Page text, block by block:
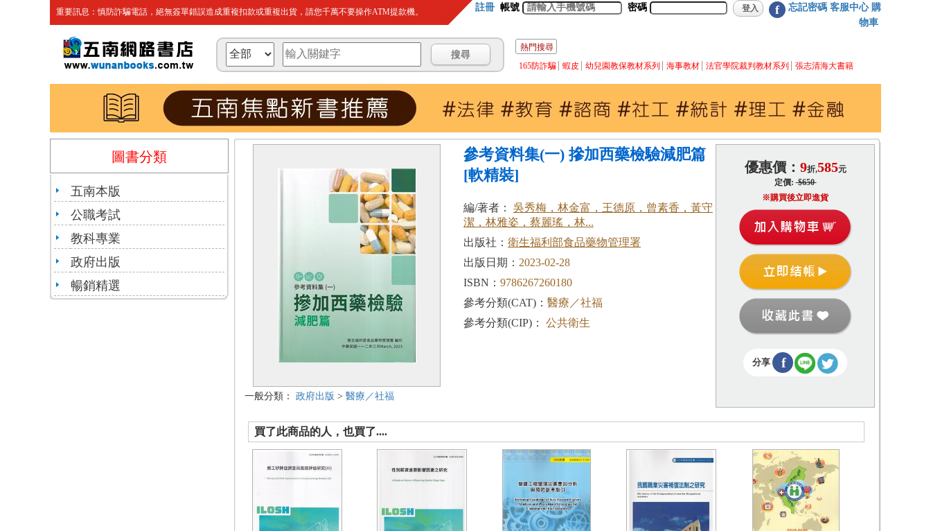
重要訊息：慎防詐騙電話，絕無簽單錯誤造成重複扣款或重複出貨，請您千萬不要操作ATM提款機。 註冊 帳號 密碼 f 忘記密碼 客服中心 購
物車
熱門搜尋
165防詐騙
蝦皮 幼兒園教保教材系列 海事教材 法官學院裁判教材系列 張志清海大書籍
圖書分類
五南本版
公職考試
教科專業
政府出版
暢銷精選
一般分類： 政府出版 > 醫療／社福
參考資料集(一) 摻加西藥檢驗減肥篇
[軟精裝]
編/著者： 吳秀梅，林金富，王德原，曾素香，黃守
潔，林雅姿，蔡麗瑤，林...
出版社： 衛生福利部食品藥物管理署
出版日期： 2023-02-28
ISBN： 9786267260180
參考分類(CAT)： 醫療／社福
參考分類(CIP)：
公共衛生
優惠價： 9折,585元
定價:$650
※購買後立即進貨
分享 f
買了此商品的人，也買了....